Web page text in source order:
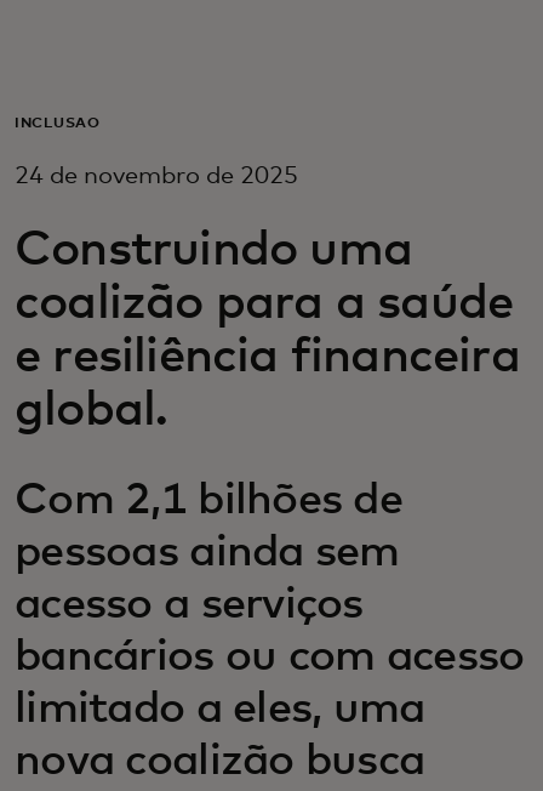
Para empresas
Para inovadores
Notícias e tendências
INCLUSÃO
24 de novembro de 2025
Construindo uma
coalizão para a saúde
e resiliência financeira
global.
Com 2,1 bilhões de
pessoas ainda sem
acesso a serviços
bancários ou com acesso
limitado a eles, uma
nova coalizão busca